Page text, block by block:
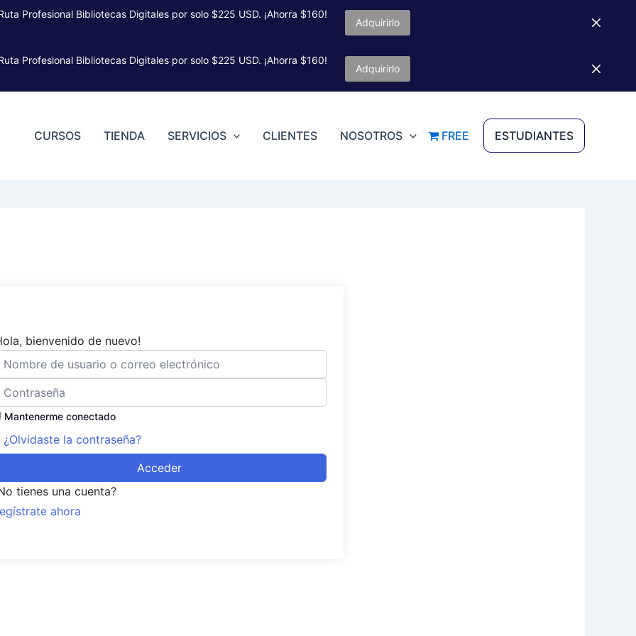
Profesional Bibliotecas Digitales por solo $225 USD. ¡Ahorra $160!
Adquirirlo
Profesional Bibliotecas Digitales por solo $225 USD. ¡Ahorra $160!
Adquirirlo
CURSOS TIENDA SERVICIOS CLIENTES NOSOTROS FREE ESTUDIANTES
bienvenido de nuevo!
Mantenerme conectado
¿Olvidaste la contraseña?
Acceder
tienes una cuenta?
ahora